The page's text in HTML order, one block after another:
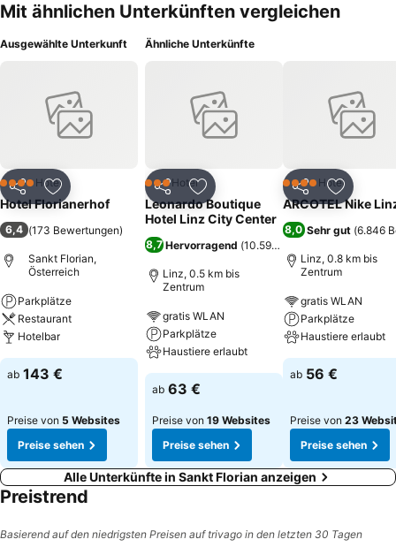
Mit ähnlichen Unterkünften vergleichen
Ausgewählte Unterkunft
Teilen Zu Favoriten hinzufügen
4 SterneHotel
Hotel Florianerhof
6,4 (173 Bewertungen)
Sankt Florian,
Österreich
Parkplätze
Restaurant
Hotelbar
ab 143 €
Preise von 5 Websites
Preise sehen
Ähnliche Unterkünfte
Teilen Zu Favoriten hinzufügen
3 SterneHotel
Leonardo Boutique
Hotel Linz City Center
8,7 Hervorragend (10.596 Bewertungen
Linz, 0.5 km bis
Zentrum
gratis WLAN
Parkplätze
Haustiere erlaubt
ab 63 €
Preise von 19 Websites
Preise sehen
Teilen Zu
4 SterneHotel
ARCOTEL Nike
8,0 Sehr gut (6.846
Linz, 0.8 km bis
Zentrum
gratis WLAN
Parkplätze
Haustiere erlaubt
ab 56 €
Preise von 23
Preise sehen
Alle Unterkünfte in Sankt Florian anzeigen
Preistrend
Basierend auf den niedrigsten Preisen auf trivago in den letzten 30 Tagen